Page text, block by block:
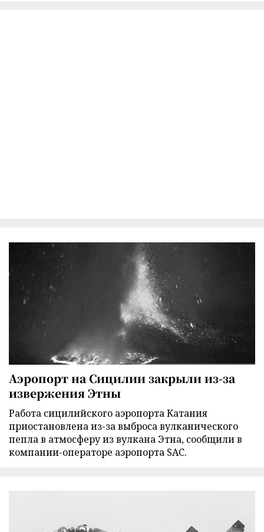
Аэропорт на Сицилии закрыли из-за
извержения Этны
Работа сицилийского аэропорта Катания
приостановлена из-за выброса вулканического
пепла в атмосферу из вулкана Этна, сообщили в
компании-операторе аэропорта SAC.